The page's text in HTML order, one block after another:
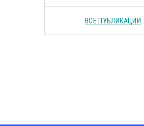
ВСЕ ПУБЛИКАЦИИ